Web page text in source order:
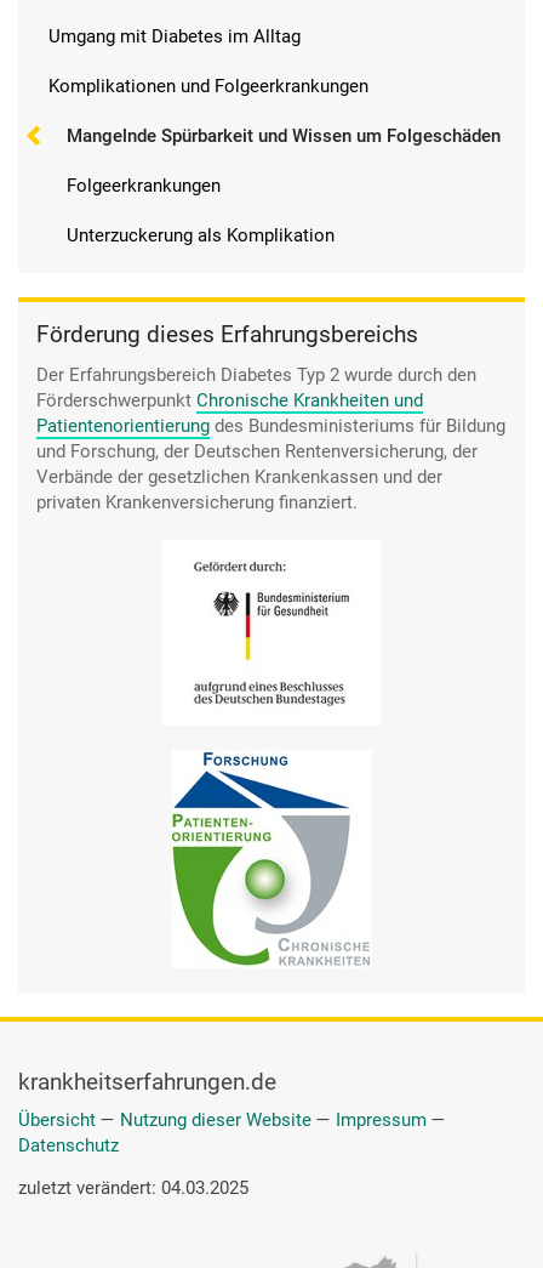
Umgang mit Diabetes im Alltag
Komplikationen und Folgeerkrankungen
Mangelnde Spürbarkeit und Wissen um Folgeschäden
Folgeerkrankungen
Unterzuckerung als Komplikation
Förderung dieses Erfahrungsbereichs
Der Erfahrungsbereich Diabetes Typ 2 wurde durch den
Förderschwerpunkt Chronische Krankheiten und
Patientenorientierung des Bundesministeriums für Bildung
und Forschung, der Deutschen Rentenversicherung, der
Verbände der gesetzlichen Krankenkassen und der
privaten Krankenversicherung finanziert.
krankheitserfahrungen.de
Übersicht — Nutzung dieser Website — Impressum —
Datenschutz
zuletzt verändert: 04.03.2025